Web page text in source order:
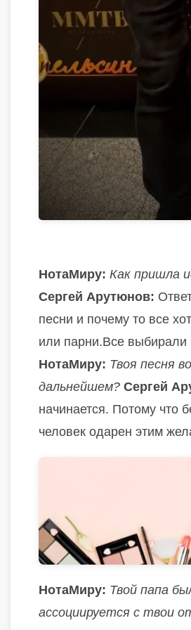
НотаМиру: Как пришла
Сергей Арутюнов:
песни и почему то все
или парни.Все выбирали
НотаМиру: Твоя песня
дальнейшем? Сергей
начинается. Потому что
человек одарен этим
НотаМиру: Твой папа
ассоциируется с твои